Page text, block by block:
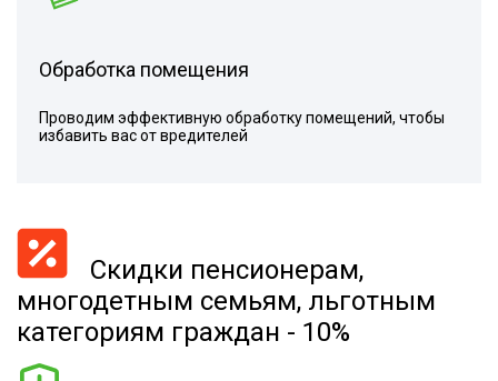
Обработка помещения
Проводим эффективную обработку помещений, чтобы
избавить вас от вредителей
Скидки пенсионерам,
многодетным семьям, льготным
категориям граждан - 10%